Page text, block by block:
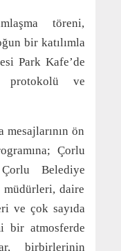
töreni,
bir katılımla
Park Kafe’de
protokolü ve
ön
Çorlu
Belediye
müdürleri, daire
ve çok sayıda
bir atmosferde
birbirlerinin